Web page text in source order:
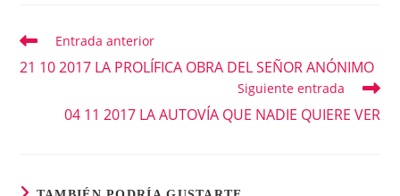
Leer
artículos
Entrada anterior
21 10 2017 LA PROLÍFICA OBRA DEL SEÑOR ANÓNIMO
Siguiente entrada
04 11 2017 LA AUTOVÍA QUE NADIE QUIERE VER